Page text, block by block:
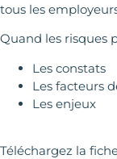
tous les
Quand les risques
Les constats
Les facteurs
Les enjeux
Téléchargez la